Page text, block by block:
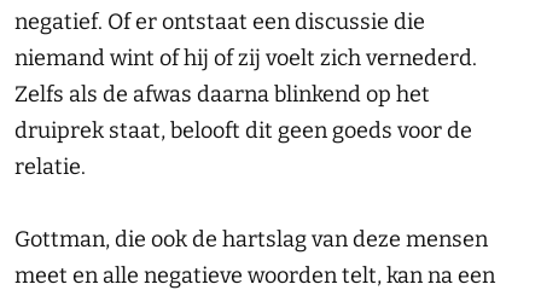
negatief. Of er ontstaat een discussie die
niemand wint of hij of zij voelt zich vernederd.
Zelfs als de afwas daarna blinkend op het
druiprek staat, belooft dit geen goeds voor de
relatie.
Gottman, die ook de hartslag van deze mensen
meet en alle negatieve woorden telt, kan na een